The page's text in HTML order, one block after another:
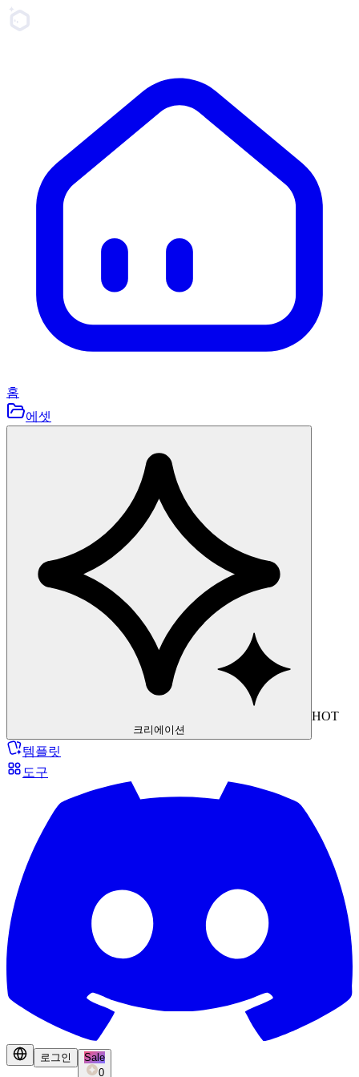
홈
에셋
크리에이션
HOT
템플릿
도구
로그인
Sale
0